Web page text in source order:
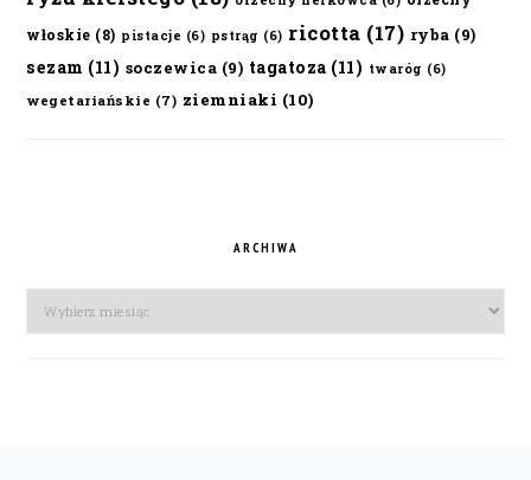
włoskie (8) pistacje (6) pstrąg (6) ricotta (17) ryba (9)
sezam (11) soczewica (9) tagatoza (11) twaróg (6)
wegetariańskie (7) ziemniaki (10)
ARCHIWA
Archiwa